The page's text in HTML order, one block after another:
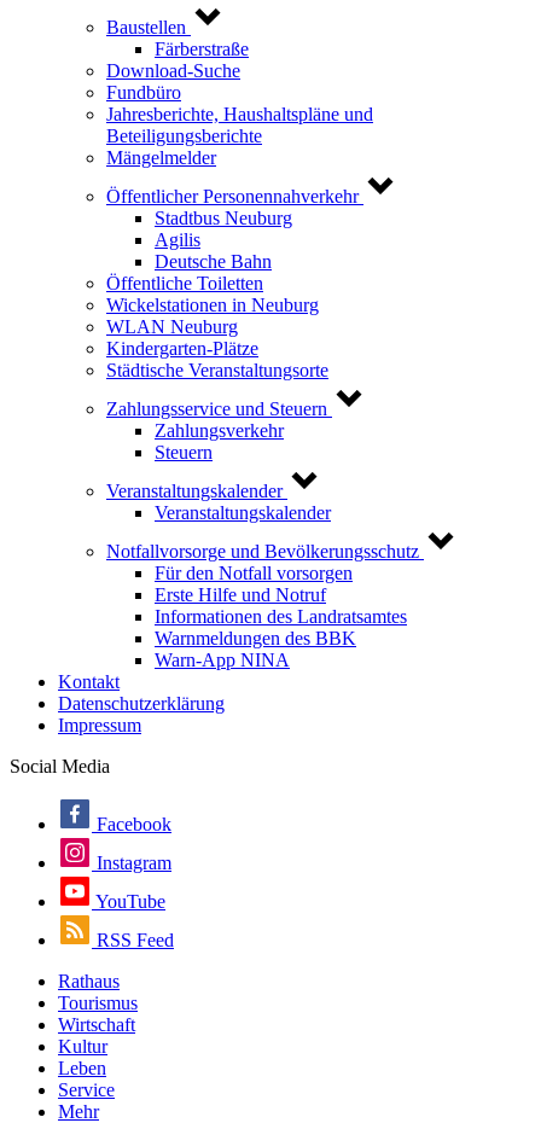
Baustellen
Färberstraße
Download-Suche
Fundbüro
Jahresberichte, Haushaltspläne und
Beteiligungsberichte
Mängelmelder
Öffentlicher Personennahverkehr
Stadtbus Neuburg
Agilis
Deutsche Bahn
Öffentliche Toiletten
Wickelstationen in Neuburg
WLAN Neuburg
Kindergarten-Plätze
Städtische Veranstaltungsorte
Zahlungsservice und Steuern
Zahlungsverkehr
Steuern
Veranstaltungskalender
Veranstaltungskalender
Notfallvorsorge und Bevölkerungsschutz
Für den Notfall vorsorgen
Erste Hilfe und Notruf
Informationen des Landratsamtes
Warnmeldungen des BBK
Warn-App NINA
Kontakt
Datenschutzerklärung
Impressum
Social Media
Facebook
Instagram
YouTube
RSS Feed
Rathaus
Tourismus
Wirtschaft
Kultur
Leben
Service
Mehr